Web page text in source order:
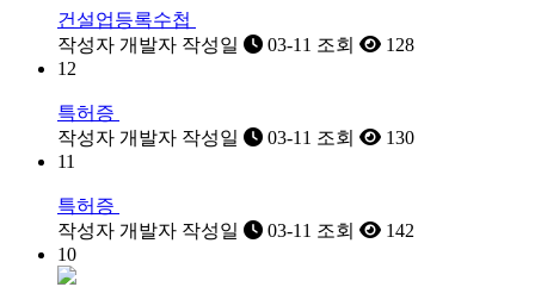
건설업등록수첩
작성자 개발자 작성일 03-11 조회
128
12
특허증
작성자 개발자 작성일 03-11 조회
130
11
특허증
작성자 개발자 작성일 03-11 조회
142
10